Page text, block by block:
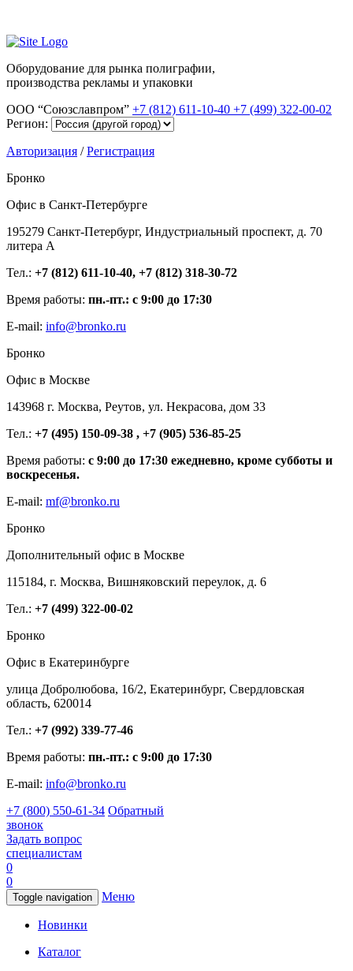
Оборудование для рынка полиграфии,
производства рекламы и упаковки
ООО “Союзславпром” +7 (812) 611-10-40 +7 (499) 322-00-02
Регион:
Авторизация /Регистрация
Бронко
Офис в Санкт-Петербурге
195279 Санкт-Петербург, Индустриальный проспект, д. 70
литера А
Тел.: +7 (812) 611-10-40, +7 (812) 318-30-72
Время работы: пн.-пт.: с 9:00 до 17:30
E-mail: info@bronko.ru
Бронко
Офис в Москве
143968 г. Москва, Реутов, ул. Некрасова, дом 33
Тел.: +7 (495) 150-09-38 , +7 (905) 536-85-25
Время работы: с 9:00 до 17:30 ежедневно, кроме субботы и
воскресенья.
E-mail: mf@bronko.ru
Бронко
Дополнительный офис в Москве
115184, г. Москва, Вишняковский переулок, д. 6
Тел.: +7 (499) 322-00-02
Бронко
Офис в Екатеринбурге
улица Добролюбова, 16/2, Екатеринбург, Свердловская
область, 620014
Тел.: +7 (992) 339-77-46
Время работы: пн.-пт.: с 9:00 до 17:30
E-mail: info@bronko.ru
+7 (800) 550-61-34 Обратный
звонок
Задать вопрос
специалистам
0
0
Toggle navigation Меню
Новинки
Каталог